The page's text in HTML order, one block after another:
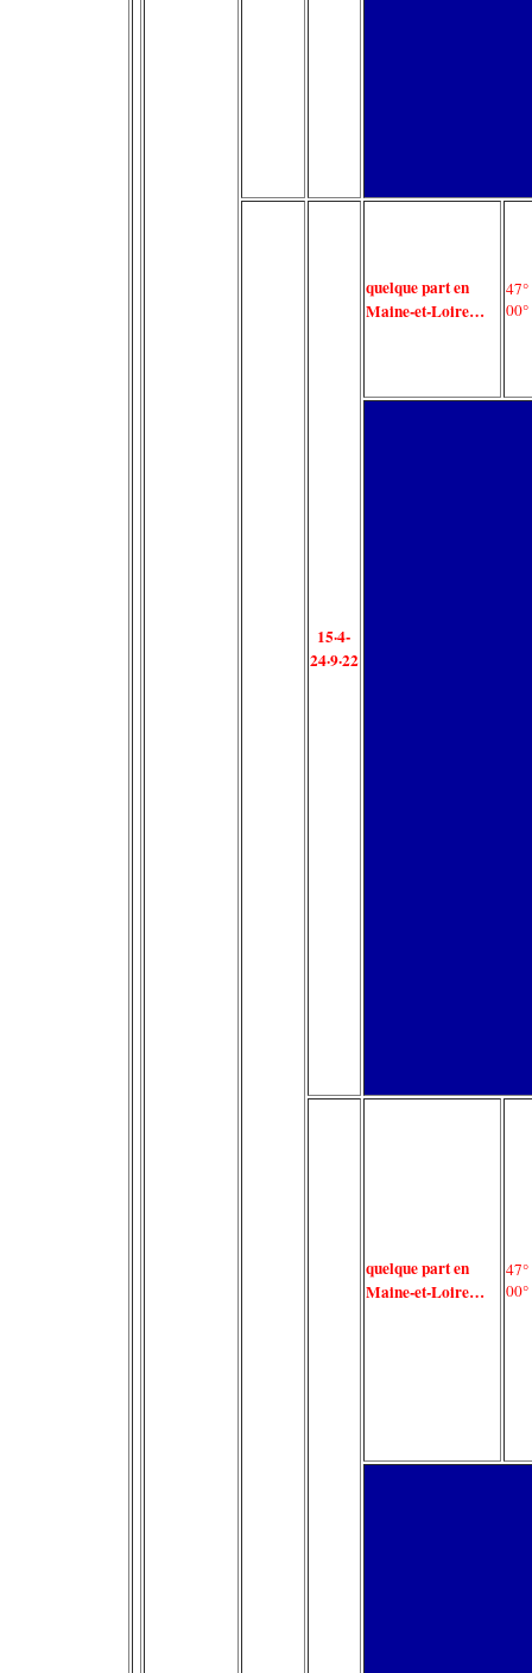
15·4-
24·9·22
quelque part en
Maine-et-Loire…
quelque part en
Maine-et-Loire…